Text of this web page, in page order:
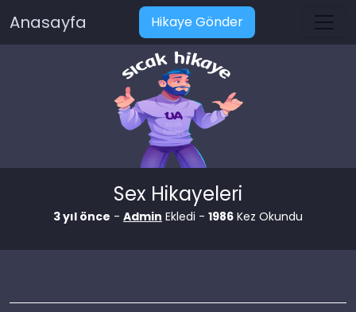
Anasayfa Hikaye Gönder
Sex Hikayeleri
3 yıl önce - Admin Ekledi - 1986 Kez Okundu